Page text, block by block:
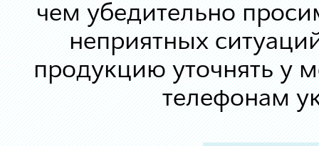
чем убедительно
неприятных
продукцию уточнять у
телефонам